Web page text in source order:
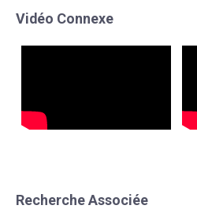
devenu une marque de
Vidéo Connexe
Recherche Associée